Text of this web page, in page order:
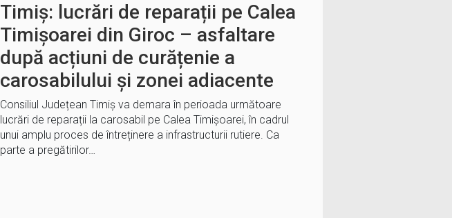
Timiș: lucrări de reparații pe Calea
Timișoarei din Giroc – asfaltare
după acțiuni de curățenie a
carosabilului și zonei adiacente
Consiliul Județean Timiș va demara în perioada următoare
lucrări de reparații la carosabil pe Calea Timișoarei, în cadrul
unui amplu proces de întreținere a infrastructurii rutiere. Ca
parte a pregătirilor…